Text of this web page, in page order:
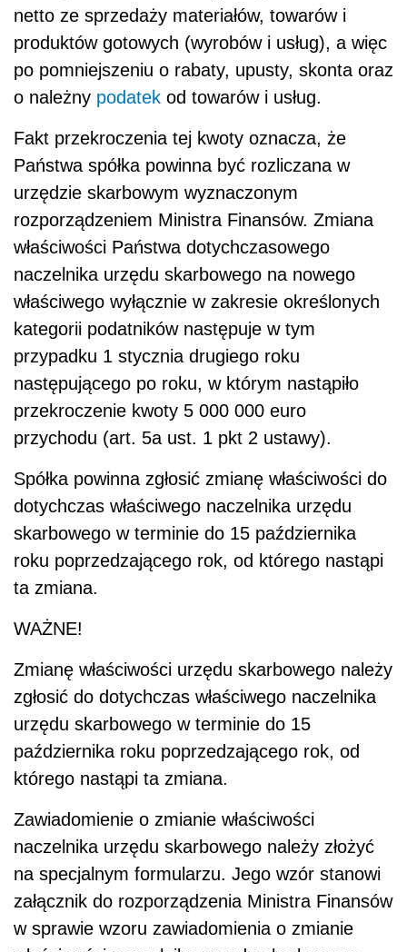
netto ze sprzedaży materiałów, towarów i
produktów gotowych (wyrobów i usług), a więc
po pomniejszeniu o rabaty, upusty, skonta oraz
o należny podatek od towarów i usług.
Fakt przekroczenia tej kwoty oznacza, że
Państwa spółka powinna być rozliczana w
urzędzie skarbowym wyznaczonym
rozporządzeniem Ministra Finansów. Zmiana
właściwości Państwa dotychczasowego
naczelnika urzędu skarbowego na nowego
właściwego wyłącznie w zakresie określonych
kategorii podatników następuje w tym
przypadku 1 stycznia drugiego roku
następującego po roku, w którym nastąpiło
przekroczenie kwoty 5 000 000 euro
przychodu (art. 5a ust. 1 pkt 2 ustawy).
Spółka powinna zgłosić zmianę właściwości do
dotychczas właściwego naczelnika urzędu
skarbowego w terminie do 15 października
roku poprzedzającego rok, od którego nastąpi
ta zmiana.
WAŻNE!
Zmianę właściwości urzędu skarbowego należy
zgłosić do dotychczas właściwego naczelnika
urzędu skarbowego w terminie do 15
października roku poprzedzającego rok, od
którego nastąpi ta zmiana.
Zawiadomienie o zmianie właściwości
naczelnika urzędu skarbowego należy złożyć
na specjalnym formularzu. Jego wzór stanowi
załącznik do rozporządzenia Ministra Finansów
w sprawie wzoru zawiadomienia o zmianie